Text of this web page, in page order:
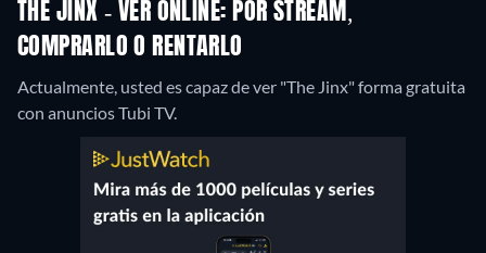
THE JINX - VER ONLINE: POR STREAM,
COMPRARLO O RENTARLO
Actualmente, usted es capaz de ver "The Jinx" forma gratuita
con anuncios Tubi TV.